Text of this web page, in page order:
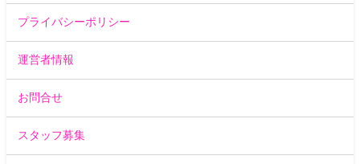
プライバシーポリシー
運営者情報
お問合せ
スタッフ募集